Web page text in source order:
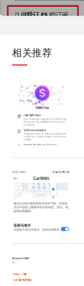
相关推荐